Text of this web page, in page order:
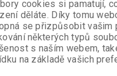
cookies si pamatují,
děláte. Díky tomu
se přizpůsobit vašim
některých typů
s naším webem,
na základě vašich